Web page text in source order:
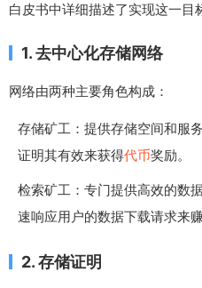
白皮书中详细描述了实现这一目
1. 去中心化存储网络
网络由两种主要角色构成：
存储矿工：提供存储空间和服
证明其有效来获得代币奖励。
检索矿工：专门提供高效的数
速响应用户的数据下载请求来
2. 存储证明